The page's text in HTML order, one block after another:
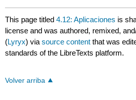
This page titled4.12: Aplicaciones is
license and was authored, remixed,
(Lyryx) viasource content that was
standards of the LibreTexts platform.
Volver arriba